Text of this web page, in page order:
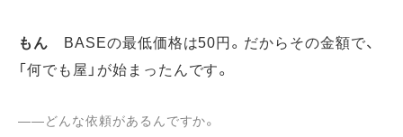
もん BASEの最低価格は50円。だからその金額で、
「何でも屋」が始まったんです。
――どんな依頼があるんですか。